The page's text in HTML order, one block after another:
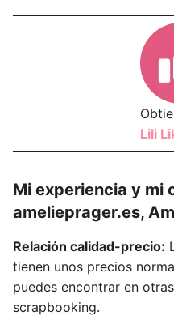
Lili
Mi experiencia y mi
amelieprager.es,
Relación calidad-precio:
tienen unos precios
puedes encontrar en
scrapbooking.